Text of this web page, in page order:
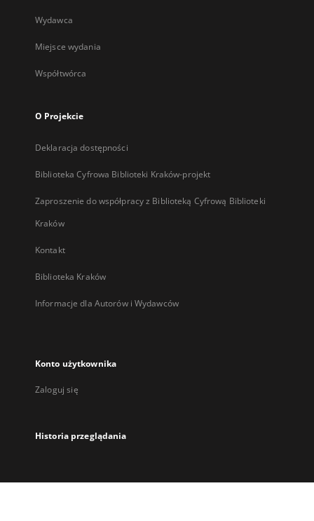
Wydawca
Miejsce wydania
Współtwórca
O Projekcie
Deklaracja dostępności
Biblioteka Cyfrowa Biblioteki Kraków-projekt
Zaproszenie do współpracy z Biblioteką Cyfrową Biblioteki
Kraków
Kontakt
Biblioteka Kraków
Informacje dla Autorów i Wydawców
Konto użytkownika
Zaloguj się
Historia przeglądania